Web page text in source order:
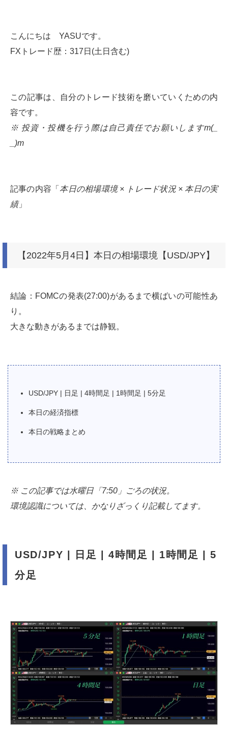
こんにちは YASUです。
FXトレード歴：317日(土日含む)
この記事は、自分のトレード技術を磨いていくための内
容です。
※ 投資・投機を行う際は自己責任でお願いしますm(_
_)m
記事の内容「 本日の相場環境 × トレード状況 × 本日の実
績」
【2022年5月4日】本日の相場環境【USD/JPY】
結論：FOMCの発表(27:00)があるまで横ばいの可能性あ
り。
大きな動きがあるまでは静観。
USD/JPY | 日足 | 4時間足 | 1時間足 | 5分足
本日の経済指標
本日の戦略まとめ
※ この記事では水曜日「7:50」ごろの状況。
環境認識については、かなりざっくり記載してます。
USD/JPY | 日足 | 4時間足 | 1時間足 | 5
分足